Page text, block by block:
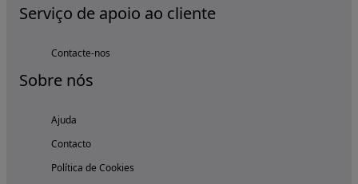
Serviço de apoio ao cliente
Contacte-nos
Sobre nós
Ajuda
Contacto
Política de Cookies